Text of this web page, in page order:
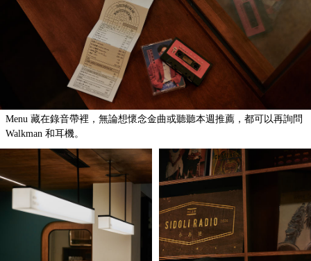
Menu 藏在錄音帶裡，無論想懷念金曲或聽聽本週推薦，都可以再詢問
Walkman 和耳機。